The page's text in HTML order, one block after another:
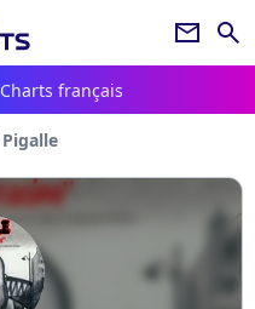
newsletter search
Charts français
Pigalle